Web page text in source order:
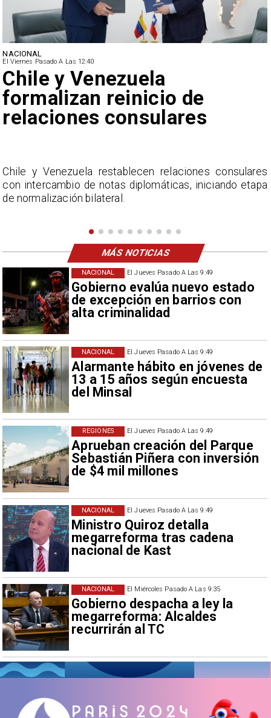
El Jueves Pasado A Las 9:49
Gobierno evalúa nuevo estado
de excepción en barrios con
alta criminalidad
NACIONAL
El Jueves Pasado A Las 9:49
Alarmante hábito en jóvenes de
13 a 15 años según encuesta
del Minsal
NACIONAL
El Jueves Pasado A Las 9:49
Aprueban creación del Parque
Sebastián Piñera con inversión
de $4 mil millones
REGIONES
El Jueves Pasado A Las 9:49
Ministro Quiroz detalla
megarreforma tras cadena
nacional de Kast
NACIONAL
El Miércoles Pasado A Las 9:35
Gobierno despacha a ley la
megarreforma: Alcaldes
recurrirán al TC
NACIONAL
NACIONAL
El Viernes Pasado A Las 12:40
Feriantes rechazan dichos
de Camila Flores sobre
Fabiola Campillai
La Confederación Nacional de Ferias Libres (ASOF)
considera inaceptable que se refieran a Fabiola
Campillai como 'señora de feria', expresión utilizada
MÁS NOTICIAS